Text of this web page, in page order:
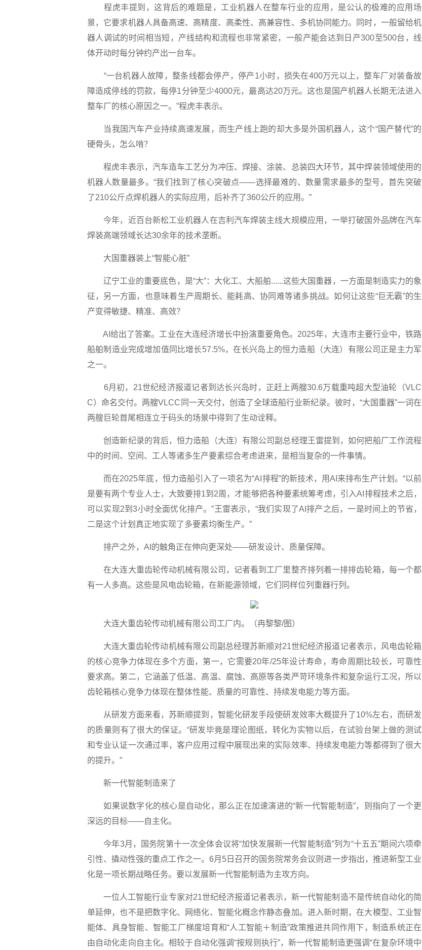
程虎丰提到，这背后的难题是，工业机器人在整车行业的应用，是公认的极难的应用场
景，它要求机器人具备高速、高精度、高柔性、高兼容性、多机协同能力。同时，一般留给机
器人调试的时间相当短，产线结构和流程也非常紧密，一般产能会达到日产300至500台，线
体开动时每分钟约产出一台车。
“一台机器人故障，整条线都会停产，停产1小时，损失在400万元以上，整车厂对装备故
障造成停线的罚款，每停1分钟至少4000元，最高达20万元。这也是国产机器人长期无法进入
整车厂的核心原因之一。”程虎丰表示。
当我国汽车产业持续高速发展，而生产线上跑的却大多是外国机器人，这个“国产替代”的
硬骨头，怎么啃？
程虎丰表示，汽车造车工艺分为冲压、焊接、涂装、总装四大环节，其中焊装领域使用的
机器人数量最多。“我们找到了核心突破点——选择最难的、数量需求最多的型号，首先突破
了210公斤点焊机器人的实际应用，后补齐了360公斤的应用。”
今年，近百台新松工业机器人在吉利汽车焊装主线大规模应用，一举打破国外品牌在汽车
焊装高端领域长达30余年的技术垄断。
大国重器装上“智能心脏”
辽宁工业的重要底色，是“大”：大化工、大船舶......这些大国重器，一方面是制造实力的象
征，另一方面，也意味着生产周期长、能耗高、协同难等诸多挑战。如何让这些“巨无霸”的生
产变得敏捷、精准、高效？
AI给出了答案。工业在大连经济增长中扮演重要角色。2025年，大连市主要行业中，铁路
船舶制造业完成增加值同比增长57.5%，在长兴岛上的恒力造船（大连）有限公司正是主力军
之一。
6月初，21世纪经济报道记者到达长兴岛时，正赶上两艘30.6万载重吨超大型油轮（VLC
C）命名交付。两艘VLCC同一天交付，创造了全球造船行业新纪录。彼时，“大国重器”一词在
两艘巨轮首尾相连立于码头的场景中得到了生动诠释。
创造新纪录的背后，恒力造船（大连）有限公司副总经理王雷提到，如何把船厂工作流程
中的时间、空间、工人等诸多生产要素综合考虑进来，是相当复杂的一件事情。
而在2025年底，恒力造船引入了一项名为“AI排程”的新技术，用AI来排布生产计划。“以前
是要有两个专业人士，大致要排1到2周，才能够把各种要素统筹考虑，引入AI排程技术之后，
可以实现2到3小时全面优化排产。”王雷表示，“我们实现了AI排产之后，一是时间上的节省，
二是这个计划真正地实现了多要素均衡生产。”
排产之外，AI的触角正在伸向更深处——研发设计、质量保障。
在大连大重齿轮传动机械有限公司，记者看到工厂里整齐排列着一排排齿轮箱，每一个都
有一人多高。这些是风电齿轮箱，在新能源领域，它们同样位列重器行列。
大连大重齿轮传动机械有限公司工厂内。（冉黎黎/图）
大连大重齿轮传动机械有限公司副总经理苏新顺对21世纪经济报道记者表示，风电齿轮箱
的核心竞争力体现在多个方面，第一，它需要20年/25年设计寿命，寿命周期比较长，可靠性
要求高。第二，它涵盖了低温、高温、腐蚀、高原等各类严苛环境条件和复杂运行工况，所以
齿轮箱核心竞争力体现在整体性能、质量的可靠性、持续发电能力等方面。
从研发方面来看，苏新顺提到，智能化研发手段使研发效率大概提升了10%左右，而研发
的质量则有了很大的保证。“研发毕竟是理论图纸，转化为实物以后，在试验台架上做的测试
和专业认证一次通过率，客户应用过程中展现出来的实际效率、持续发电能力等都得到了很大
的提升。”
新一代智能制造来了
如果说数字化的核心是自动化，那么正在加速演进的“新一代智能制造”，则指向了一个更
深远的目标——自主化。
今年3月，国务院第十一次全体会议将“加快发展新一代智能制造”列为“十五五”期间六项牵
引性、撬动性强的重点工作之一。6月5日召开的国务院常务会议则进一步指出，推进新型工业
化是一项长期战略任务。要以发展新一代智能制造为主攻方向。
一位人工智能行业专家对21世纪经济报道记者表示，新一代智能制造不是传统自动化的简
单延伸，也不是把数字化、网络化、智能化概念作静态叠加。进入新时期，在大模型、工业智
能体、具身智能、智能工厂梯度培育和“人工智能＋制造”政策推进共同作用下，制造系统正在
由自动化走向自主化。相较于自动化强调“按规则执行”，新一代智能制造更强调“在复杂环境中